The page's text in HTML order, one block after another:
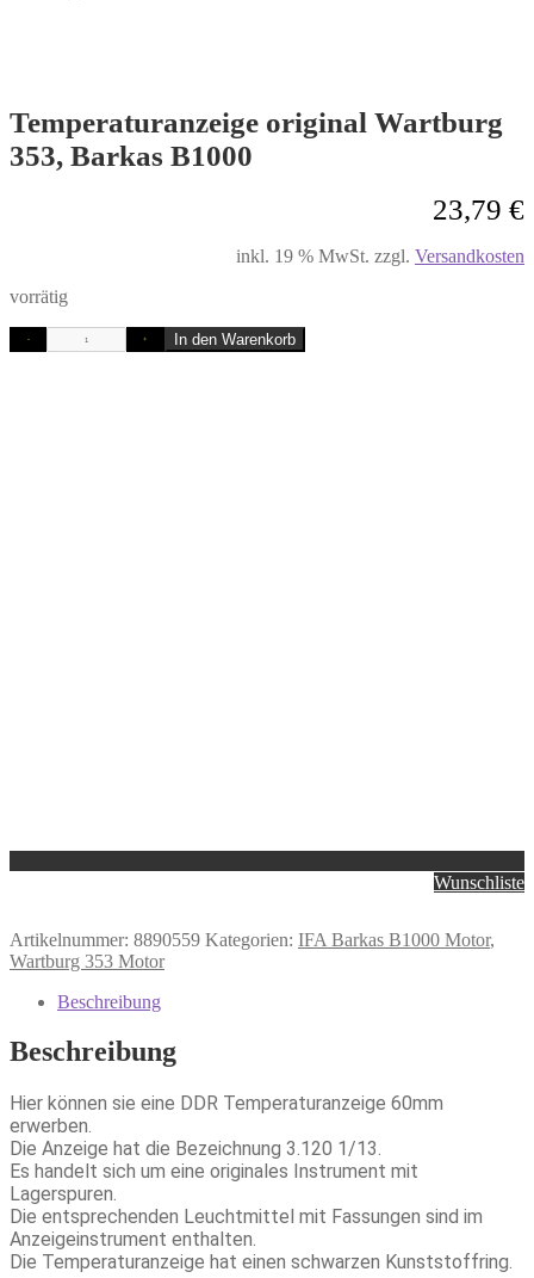
Temperaturanzeige original Wartburg
353, Barkas B1000
23,79 €
inkl. 19 % MwSt. zzgl. Versandkosten
vorrätig
- + In den Warenkorb
Wunschliste
Artikelnummer: 8890559 Kategorien: IFA Barkas B1000 Motor,
Wartburg 353 Motor
Beschreibung
Beschreibung
Hier können sie eine DDR Temperaturanzeige 60mm
erwerben.
Die Anzeige hat die Bezeichnung 3.120 1/13.
Es handelt sich um eine originales Instrument mit
Lagerspuren.
Die entsprechenden Leuchtmittel mit Fassungen sind im
Anzeigeinstrument enthalten.
Die Temperaturanzeige hat einen schwarzen Kunststoffring.